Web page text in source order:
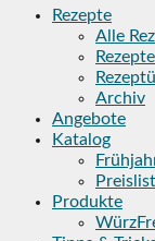
Rezepte
Alle
Archiv
Angebote
Katalog
Produkte